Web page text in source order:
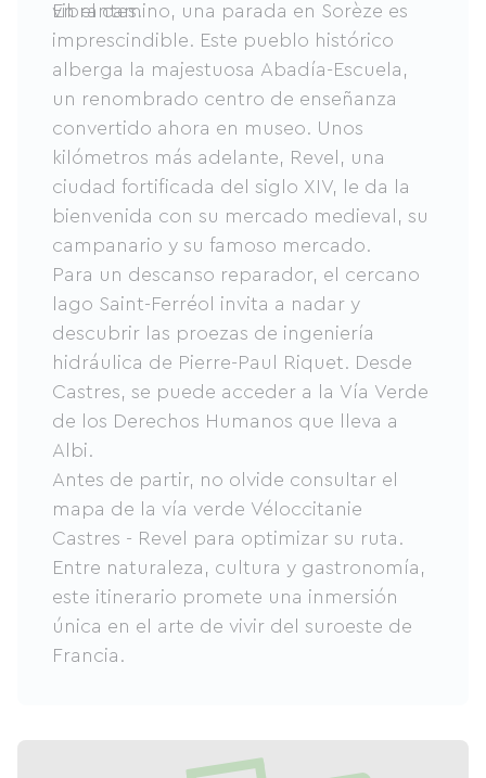
vibrantes.
En el camino, una parada en Sorèze es
imprescindible. Este pueblo histórico
alberga la majestuosa Abadía-Escuela,
un renombrado centro de enseñanza
convertido ahora en museo. Unos
kilómetros más adelante, Revel, una
ciudad fortificada del siglo XIV, le da la
bienvenida con su mercado medieval, su
campanario y su famoso mercado.
Para un descanso reparador, el cercano
lago Saint-Ferréol invita a nadar y
descubrir las proezas de ingeniería
hidráulica de Pierre-Paul Riquet. Desde
Castres, se puede acceder a la Vía Verde
de los Derechos Humanos que lleva a
Albi.
Antes de partir, no olvide consultar el
mapa de la vía verde Véloccitanie
Castres - Revel para optimizar su ruta.
Entre naturaleza, cultura y gastronomía,
este itinerario promete una inmersión
única en el arte de vivir del suroeste de
Francia.